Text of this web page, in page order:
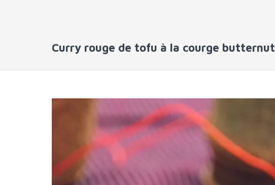
Curry rouge de tofu à la courge butternut